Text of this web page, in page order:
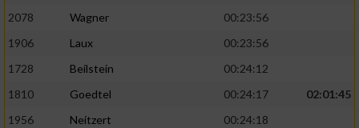
2078
Wagner
00:23:56
1906
Laux
00:23:56
1728
Beilstein
00:24:12
1810
Goedtel 00:24:17
02:01:45
1956
Neitzert
00:24:18